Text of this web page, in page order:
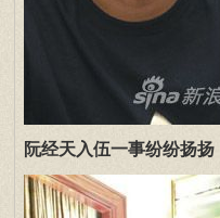
阮经天入伍一事纷纷扬扬